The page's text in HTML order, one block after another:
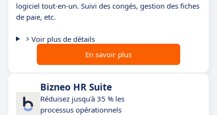
logiciel tout-en-un. Suivi des congés, gestion des fiches
de paie, etc.
Voir plus de détails
En savoir plus
Bizneo HR Suite
Réduisez jusqu'à 35 % les
processus opérationnels